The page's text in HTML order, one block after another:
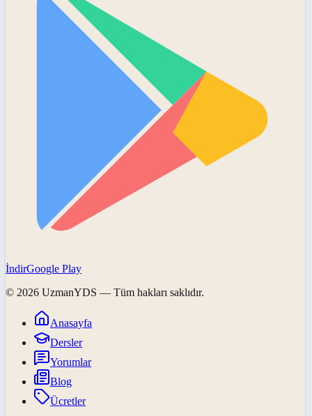
İndirGoogle Play
© 2026 UzmanYDS — Tüm hakları saklıdır.
Anasayfa
Dersler
Yorumlar
Blog
Ücretler